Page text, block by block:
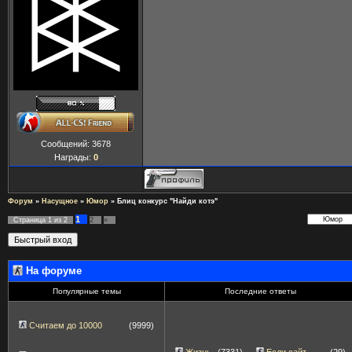
Сообщений: 3678
Награды: 0
Форум » Насущное » Юмор » Блиц конкурс "Найди котэ"
Страница 1 из 2 1 2 »
На форуме
Популярные темы Последние ответы
Считаем до 10000 (9999)